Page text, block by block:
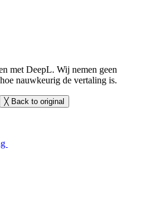
met DeepL. Wij nemen geen
nauwkeurig de vertaling is.
╳ Back to original